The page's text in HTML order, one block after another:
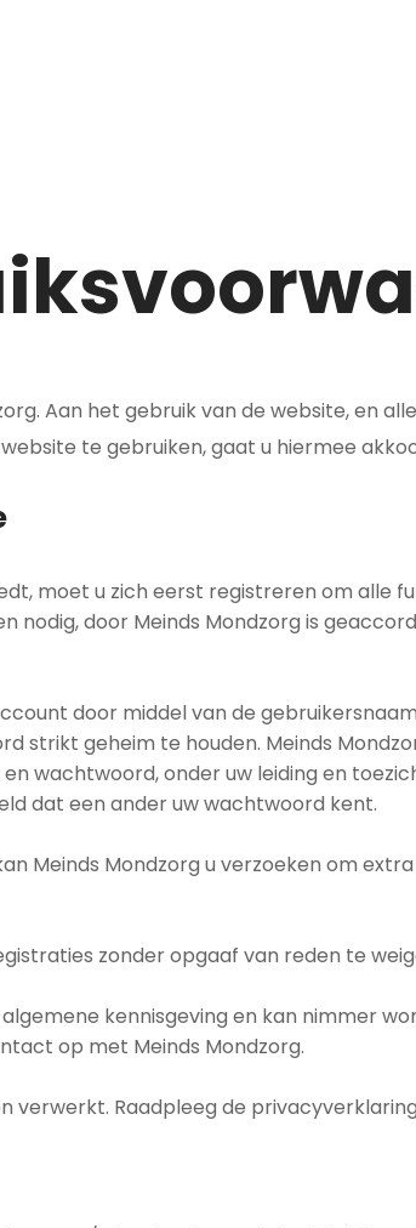
Aan het gebruik van de website, en
te gebruiken, gaat u hiermee
moet u zich eerst registreren om alle
nodig, door Meinds Mondzorg is
door middel van de
strikt geheim te houden. Meinds
wachtwoord, onder uw leiding en
dat een ander uw wachtwoord kent.
Meinds Mondzorg u verzoeken om
zonder opgaaf van reden te
kennisgeving en kan nimmer
op met Meinds Mondzorg.
verwerkt. Raadpleeg de